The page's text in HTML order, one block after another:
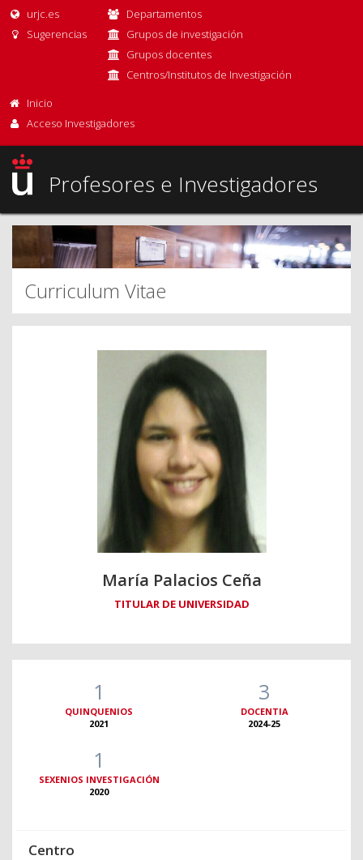
urjc.es
Sugerencias
Departamentos
Grupos de investigación
Grupos docentes
Centros/Institutos de Investigación
Inicio
Acceso Investigadores
Profesores e Investigadores
Curriculum Vitae
María Palacios Ceña
TITULAR DE UNIVERSIDAD
1
QUINQUENIOS
2021
3
DOCENTIA
2024-25
1
SEXENIOS INVESTIGACIÓN
2020
Centro